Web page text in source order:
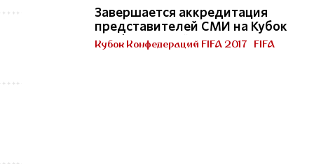
Завершается аккредитация
представителей СМИ на Кубок
Конфедераций FIFA 2017 в
России
Кубок Конфедераций FIFA 2017 FIFA